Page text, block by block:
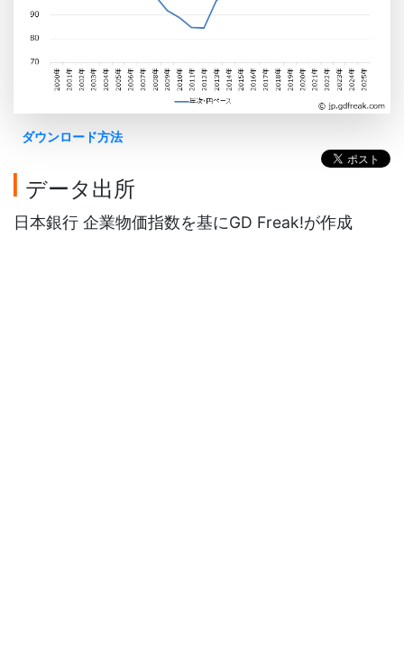
ダウンロード方法
データ出所
日本銀行 企業物価指数を基にGD Freak!が作成